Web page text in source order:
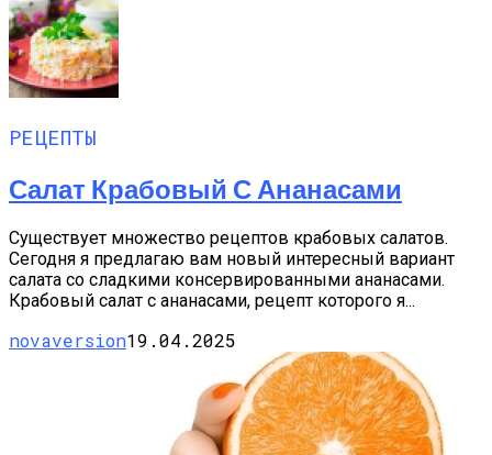
РЕЦЕПТЫ
Салат Крабовый С Ананасами
Существует множество рецептов крабовых салатов.
Сегодня я предлагаю вам новый интересный вариант
салата со сладкими консервированными ананасами.
Крабовый салат с ананасами, рецепт которого я...
novaversion19.04.2025